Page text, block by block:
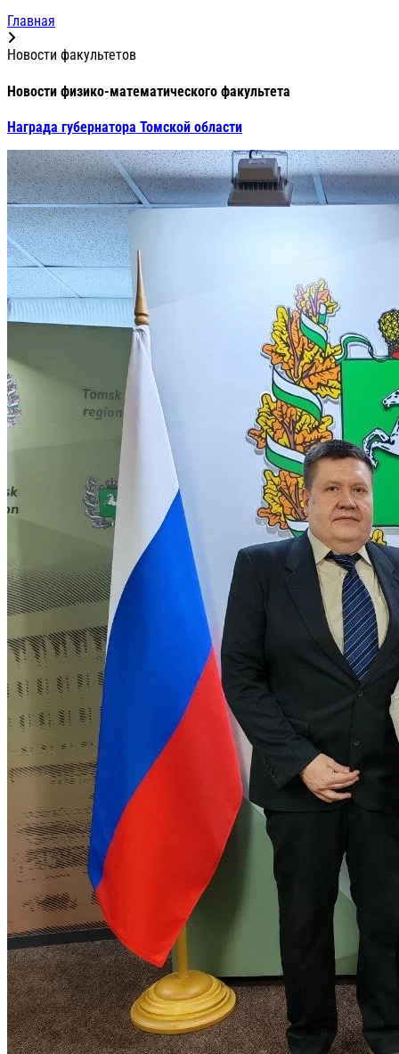
Главная
Новости факультетов
Новости физико-математического факультета
Награда губернатора Томской области